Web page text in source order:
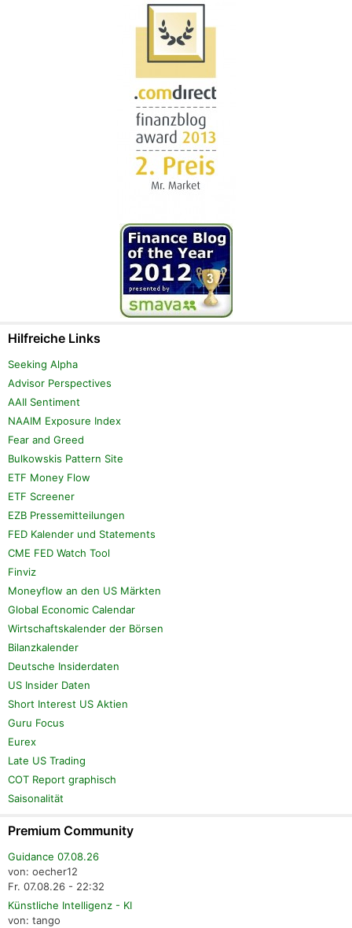
Hilfreiche Links
Seeking Alpha
Advisor Perspectives
AAII Sentiment
NAAIM Exposure Index
Fear and Greed
Bulkowskis Pattern Site
ETF Money Flow
ETF Screener
EZB Pressemitteilungen
FED Kalender und Statements
CME FED Watch Tool
Finviz
Moneyflow an den US Märkten
Global Economic Calendar
Wirtschaftskalender der Börsen
Bilanzkalender
Deutsche Insiderdaten
US Insider Daten
Short Interest US Aktien
Guru Focus
Eurex
Late US Trading
COT Report graphisch
Saisonalität
Premium Community
Guidance 07.08.26
von: oecher12
Fr. 07.08.26 - 22:32
Künstliche Intelligenz - KI
von: tango